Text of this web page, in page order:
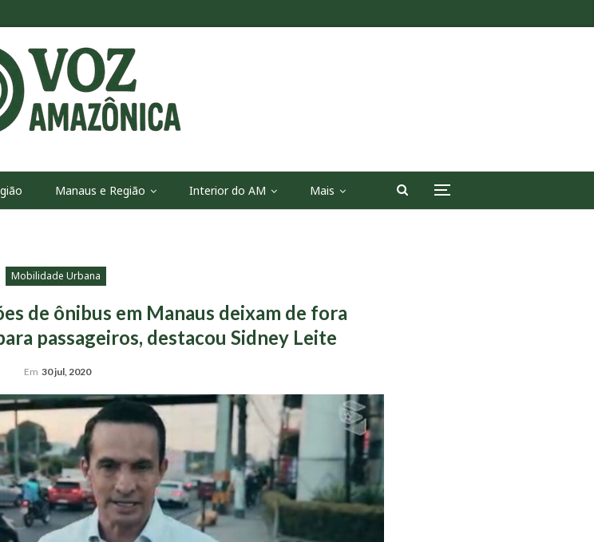
Manaus e Região Interior do AM Mais
Mobilidade Urbana
de ônibus em Manaus deixam de fora
passageiros, destacou Sidney Leite
Em 30 jul, 2020